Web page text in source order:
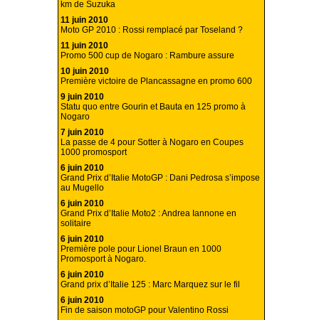
km de Suzuka
11 juin 2010
Moto GP 2010 : Rossi remplacé par Toseland ?
11 juin 2010
Promo 500 cup de Nogaro : Rambure assure
10 juin 2010
Première victoire de Plancassagne en promo 600
9 juin 2010
Statu quo entre Gourin et Bauta en 125 promo à
Nogaro
7 juin 2010
La passe de 4 pour Sotter à Nogaro en Coupes
1000 promosport
6 juin 2010
Grand Prix d’Italie MotoGP : Dani Pedrosa s’impose
au Mugello
6 juin 2010
Grand Prix d’Italie Moto2 : Andrea Iannone en
solitaire
6 juin 2010
Première pole pour Lionel Braun en 1000
Promosport à Nogaro.
6 juin 2010
Grand prix d’Italie 125 : Marc Marquez sur le fil
6 juin 2010
Fin de saison motoGP pour Valentino Rossi